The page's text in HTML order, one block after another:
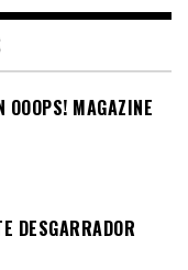
MAGAZINE
DESGARRADOR